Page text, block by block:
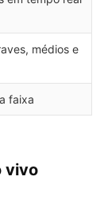
médios e
faixa
vivo